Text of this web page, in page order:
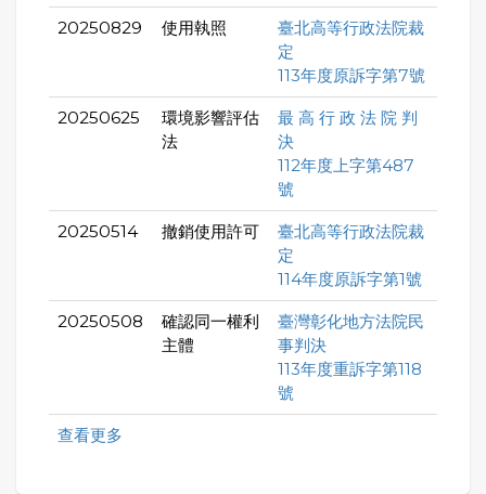
20250829 使用執照
臺北高等行政法院裁
定
113年度原訴字第7號
20250625
環境影響評估
法
最 高 行 政 法 院 判
決
112年度上字第487
號
20250514 撤銷使用許可
臺北高等行政法院裁
定
114年度原訴字第1號
20250508
確認同一權利
主體
臺灣彰化地方法院民
事判決
113年度重訴字第118
號
查看更多